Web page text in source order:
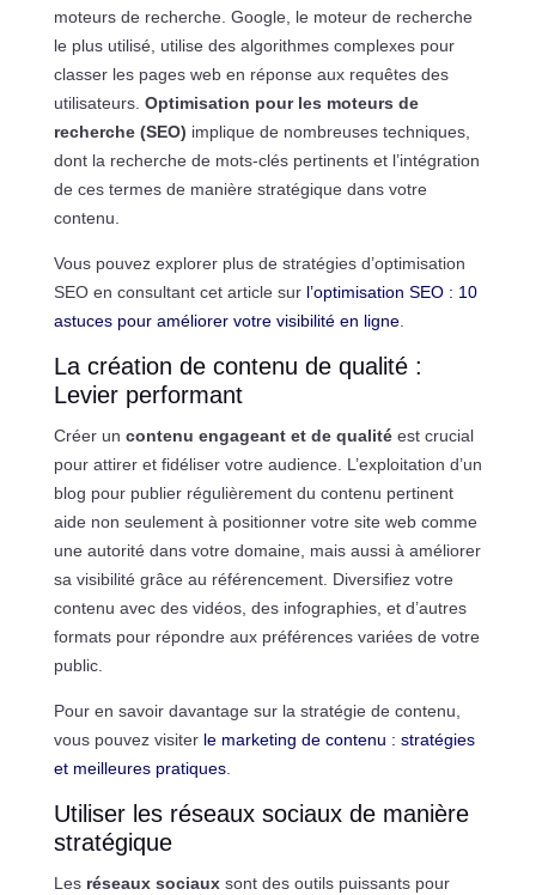
moteurs de recherche. Google, le moteur de recherche
le plus utilisé, utilise des algorithmes complexes pour
classer les pages web en réponse aux requêtes des
utilisateurs. Optimisation pour les moteurs de
recherche (SEO) implique de nombreuses techniques,
dont la recherche de mots-clés pertinents et l’intégration
de ces termes de manière stratégique dans votre
contenu.
Vous pouvez explorer plus de stratégies d’optimisation
SEO en consultant cet article sur l’optimisation SEO : 10
astuces pour améliorer votre visibilité en ligne.
La création de contenu de qualité :
Levier performant
Créer un contenu engageant et de qualitéest crucial
pour attirer et fidéliser votre audience. L’exploitation d’un
blog pour publier régulièrement du contenu pertinent
aide non seulement à positionner votre site web comme
une autorité dans votre domaine, mais aussi à améliorer
sa visibilité grâce au référencement. Diversifiez votre
contenu avec des vidéos, des infographies, et d’autres
formats pour répondre aux préférences variées de votre
public.
Pour en savoir davantage sur la stratégie de contenu,
vous pouvez visiter le marketing de contenu : stratégies
et meilleures pratiques.
Utiliser les réseaux sociaux de manière
stratégique
Les réseaux sociauxsont des outils puissants pour